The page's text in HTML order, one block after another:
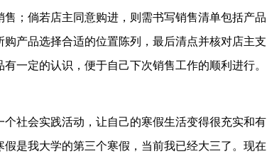
；倘若店主同意购进，则需书写销售清单包括产品
产品选择合适的位置陈列，最后清点并核对店主支
一定的认识，便于自己下次销售工作的顺利进行。
社会实践活动，让自己的寒假生活变得很充实和有
是我大学的第三个寒假，当前我已经大三了。现在